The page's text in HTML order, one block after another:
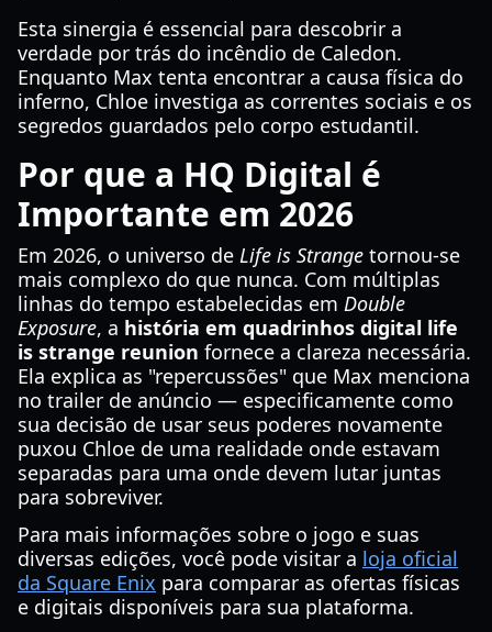
Esta sinergia é essencial para descobrir a
verdade por trás do incêndio de Caledon.
Enquanto Max tenta encontrar a causa física do
inferno, Chloe investiga as correntes sociais e os
segredos guardados pelo corpo estudantil.
Por que a HQ Digital é
Importante em 2026
Em 2026, o universo de Life is Strange tornou-se
mais complexo do que nunca. Com múltiplas
linhas do tempo estabelecidas em Double
Exposure, a história em quadrinhos digital life
is strange reunion fornece a clareza necessária.
Ela explica as "repercussões" que Max menciona
no trailer de anúncio — especificamente como
sua decisão de usar seus poderes novamente
puxou Chloe de uma realidade onde estavam
separadas para uma onde devem lutar juntas
para sobreviver.
Para mais informações sobre o jogo e suas
diversas edições, você pode visitar a loja oficial
da Square Enix para comparar as ofertas físicas
e digitais disponíveis para sua plataforma.